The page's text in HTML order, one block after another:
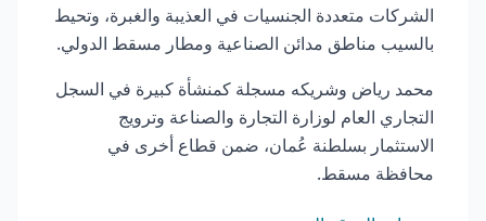
الشركات متعددة الجنسيات في العذيبة والغبرة، وتحيط
بالسيب مناطق مدائن الصناعية ومطار مسقط الدولي.
محمد رياض وشريكه مسجلة كمنشأة كبيرة في السجل
التجاري العام لوزارة التجارة والصناعة وترويج
الاستثمار بسلطنة عُمان، ضمن قطاع أخرى في
محافظة مسقط.